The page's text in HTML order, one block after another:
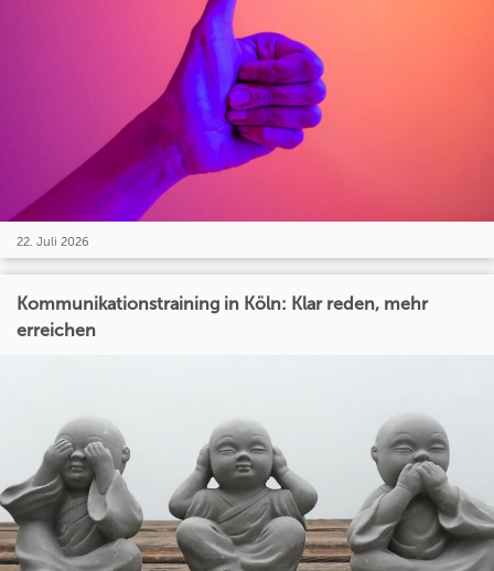
22. Juli 2026
Kommunikationstraining in Köln: Klar reden, mehr
erreichen